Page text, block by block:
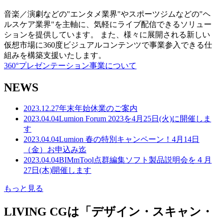
音楽／演劇などの"エンタメ業界"やスポーツジムなどの"ヘ
ルスケア業界"を主軸に、気軽にライブ配信できるソリュー
ションを提供しています。 また、様々に展開される新しい
仮想市場に360度ビジュアルコンテンツで事業参入できる仕
組みを構築支援いたします。
360°プレゼンテーション事業について
NEWS
2023.12.27年末年始休業のご案内
2023.04.04Lumion Forum 2023を4月25日(火)に開催しま
す
2023.04.04Lumion 春の特別キャンペーン！4月14日
（金）お申込み迄
2023.04.04BIMmTool点群編集ソフト製品説明会を４月
27日(木)開催します
もっと見る
LIVING CGは「デザイン・スキャン・